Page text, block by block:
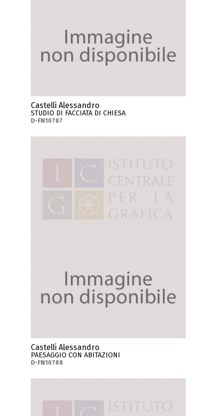
Castelli Alessandro
STUDIO DI FACCIATA DI CHIESA
D-FN10787
Castelli Alessandro
PAESAGGIO CON ABITAZIONI
D-FN10788